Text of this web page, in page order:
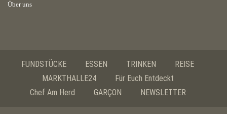
Über uns
FUNDSTÜCKE ESSEN TRINKEN
REISE
MARKTHALLE24
Für Euch Entdeckt
Chef Am Herd
GARÇON NEWSLETTER